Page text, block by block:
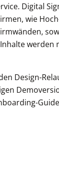
Digital
wie
werden
Design-